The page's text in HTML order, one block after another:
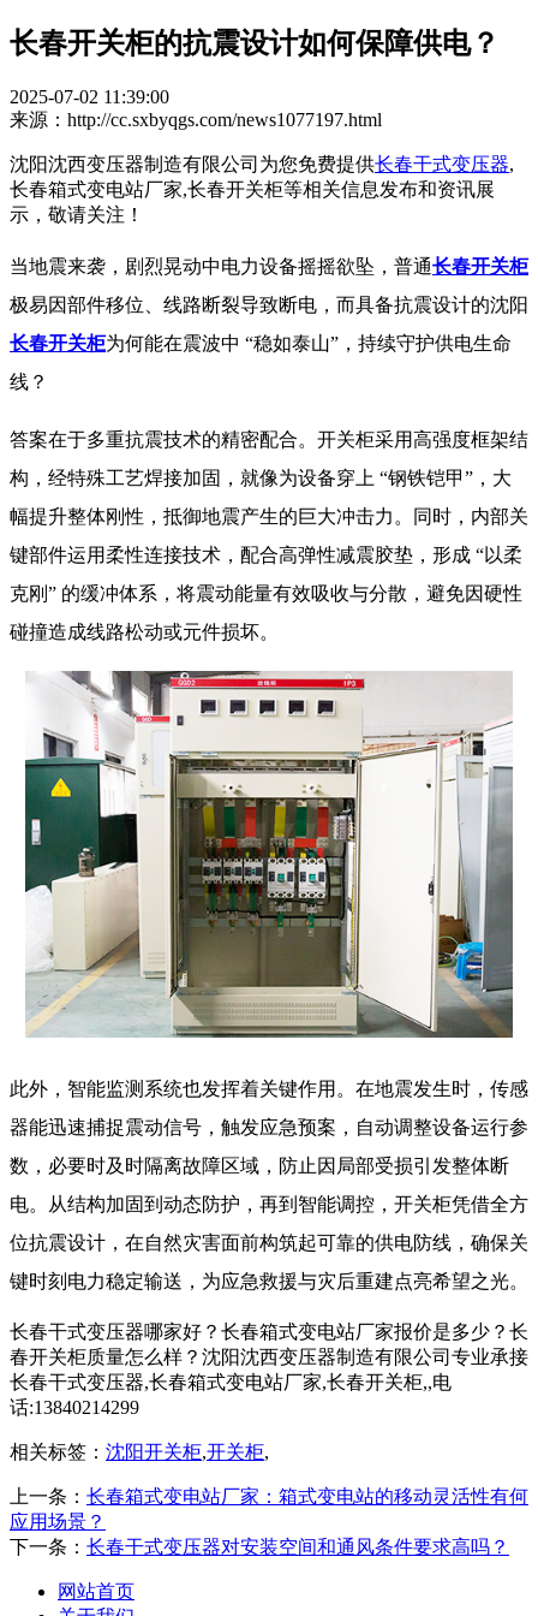
长春开关柜的抗震设计如何保障供电？
2025-07-02 11:39:00
来源：http://cc.sxbyqgs.com/news1077197.html
沈阳沈西变压器制造有限公司为您免费提供长春干式变压器,
长春箱式变电站厂家,长春开关柜等相关信息发布和资讯展
示，敬请关注！
当地震来袭，剧烈晃动中电力设备摇摇欲坠，普通长春开关柜
极易因部件移位、线路断裂导致断电，而具备抗震设计的沈阳
长春开关柜为何能在震波中 “稳如泰山”，持续守护供电生命
线？​
答案在于多重抗震技术的精密配合。 开关柜采用高强度框架结
构，经特殊工艺焊接加固，就像为设备穿上 “钢铁铠甲”，大
幅提升整体刚性，抵御地震产生的巨大冲击力。同时，内部关
键部件运用柔性连接技术，配合高弹性减震胶垫，形成 “以柔
克刚” 的缓冲体系，将震动能量有效吸收与分散，避免因硬性
碰撞造成线路松动或元件损坏。
此外，智能监测系统也发挥着关键作用。在地震发生时，传感
器能迅速捕捉震动信号，触发应急预案，自动调整设备运行参
数，必要时及时隔离故障区域，防止因局部受损引发整体断
电。从结构加固到动态防护，再到智能调控， 开关柜凭借全方
位抗震设计，在自然灾害面前构筑起可靠的供电防线，确保关
键时刻电力稳定输送，为应急救援与灾后重建点亮希望之光。
长春干式变压器哪家好？长春箱式变电站厂家报价是多少？长
春开关柜质量怎么样？沈阳沈西变压器制造有限公司专业承接
长春干式变压器,长春箱式变电站厂家,长春开关柜,,电
话:13840214299
相关标签： 沈阳开关柜,开关柜,
上一条： 长春箱式变电站厂家：箱式变电站的移动灵活性有何
应用场景？
下一条： 长春干式变压器对安装空间和通风条件要求高吗？
网站首页